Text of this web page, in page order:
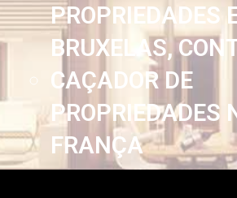
PROPRIEDADES
BRUXELAS,
CAÇADOR DE
PROPRIEDADES
FRANÇA